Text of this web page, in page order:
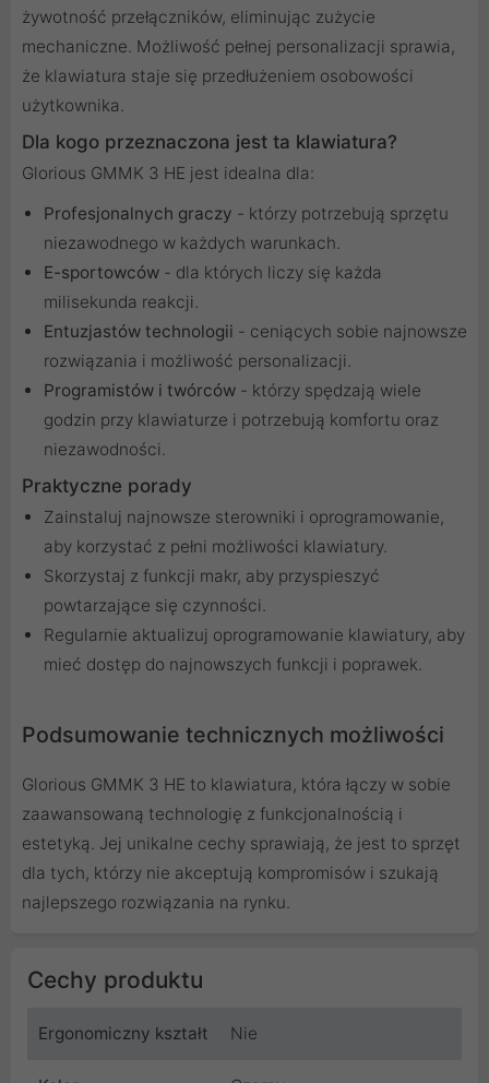
żywotność przełączników, eliminując zużycie
mechaniczne. Możliwość pełnej personalizacji sprawia,
że klawiatura staje się przedłużeniem osobowości
użytkownika.
Dla kogo przeznaczona jest ta klawiatura?
Glorious GMMK 3 HE jest idealna dla:
Profesjonalnych graczy - którzy potrzebują sprzętu
niezawodnego w każdych warunkach.
E-sportowców - dla których liczy się każda
milisekunda reakcji.
Entuzjastów technologii - ceniących sobie najnowsze
rozwiązania i możliwość personalizacji.
Programistów i twórców - którzy spędzają wiele
godzin przy klawiaturze i potrzebują komfortu oraz
niezawodności.
Praktyczne porady
Zainstaluj najnowsze sterowniki i oprogramowanie,
aby korzystać z pełni możliwości klawiatury.
Skorzystaj z funkcji makr, aby przyspieszyć
powtarzające się czynności.
Regularnie aktualizuj oprogramowanie klawiatury, aby
mieć dostęp do najnowszych funkcji i poprawek.
Podsumowanie technicznych możliwości
Glorious GMMK 3 HE to klawiatura, która łączy w sobie
zaawansowaną technologię z funkcjonalnością i
estetyką. Jej unikalne cechy sprawiają, że jest to sprzęt
dla tych, którzy nie akceptują kompromisów i szukają
najlepszego rozwiązania na rynku.
Cechy produktu
Ergonomiczny kształt Nie